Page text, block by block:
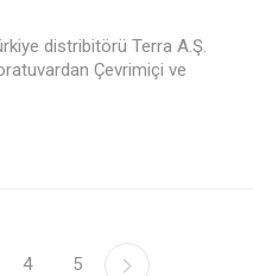
distribitörü Terra A.Ş.
Çevrimiçi ve
4 5